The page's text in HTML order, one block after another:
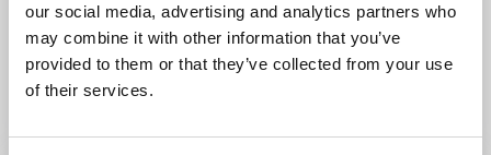
our social media, advertising and analytics partners who
may combine it with other information that you’ve
provided to them or that they’ve collected from your use
of their services.
Vandringsled Kleversbergen 3,5 km
Kållandsö
Naturskön vandring med utsikt över Fröfjorden